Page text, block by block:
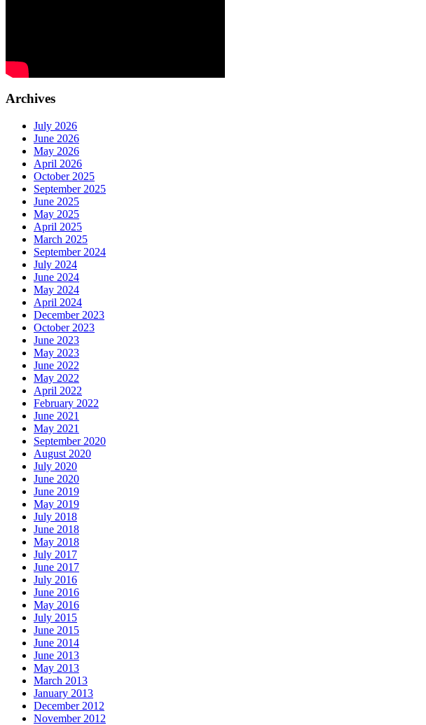
Archives
July 2026
June 2026
May 2026
April 2026
October 2025
September 2025
June 2025
May 2025
April 2025
March 2025
September 2024
July 2024
June 2024
May 2024
April 2024
December 2023
October 2023
June 2023
May 2023
June 2022
May 2022
April 2022
February 2022
June 2021
May 2021
September 2020
August 2020
July 2020
June 2020
June 2019
May 2019
July 2018
June 2018
May 2018
July 2017
June 2017
July 2016
June 2016
May 2016
July 2015
June 2015
June 2014
June 2013
May 2013
March 2013
January 2013
December 2012
November 2012